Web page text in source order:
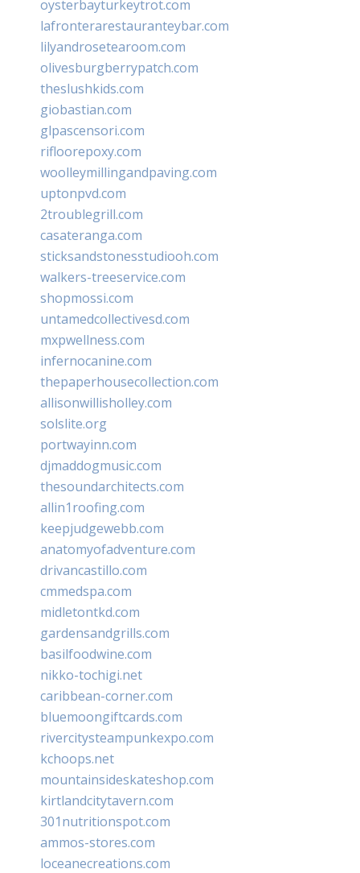
oysterbayturkeytrot.com
lafronterarestauranteybar.com
lilyandrosetearoom.com
olivesburgberrypatch.com
theslushkids.com
giobastian.com
glpascensori.com
rifloorepoxy.com
woolleymillingandpaving.com
uptonpvd.com
2troublegrill.com
casateranga.com
sticksandstonesstudiooh.com
walkers-treeservice.com
shopmossi.com
untamedcollectivesd.com
mxpwellness.com
infernocanine.com
thepaperhousecollection.com
allisonwillisholley.com
solslite.org
portwayinn.com
djmaddogmusic.com
thesoundarchitects.com
allin1roofing.com
keepjudgewebb.com
anatomyofadventure.com
drivancastillo.com
cmmedspa.com
midletontkd.com
gardensandgrills.com
basilfoodwine.com
nikko-tochigi.net
caribbean-corner.com
bluemoongiftcards.com
rivercitysteampunkexpo.com
kchoops.net
mountainsideskateshop.com
kirtlandcitytavern.com
301nutritionspot.com
ammos-stores.com
loceanecreations.com